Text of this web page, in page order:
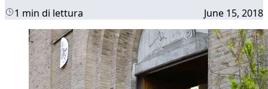
1 min di lettura June 15, 2018